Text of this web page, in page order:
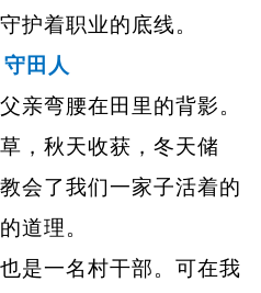
护着职业的底线。
守田人
弯腰在田里的背影。
秋天收获，冬天储
会了我们一家子活着的
道理。
一名村干部。可在我